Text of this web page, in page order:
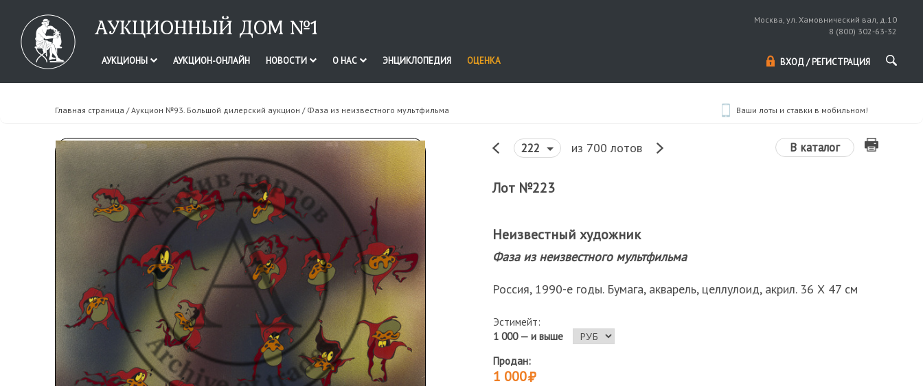
АУКЦИОННЫЙ ДОМ №1
Москва, ул. Хамовнический вал, д.10
8 (800) 302-63-32
АУКЦИОНЫ АУКЦИОН-ОНЛАЙН НОВОСТИ О НАС ЭНЦИКЛОПЕДИЯ ОЦЕНКА ВХОД / РЕГИСТРАЦИЯ
Главная страница /Аукцион №93. Большой дилерский аукцион / Фаза из неизвестного мультфильма Ваши лоты и ставки в мобильном!
222 из 700 лотов В каталог
Лот №223
Неизвестный художник
Фаза из неизвестного мультфильма
Россия, 1990-е годы. Бумага, акварель, целлулоид, акрил. 36 Х 47 см
Эстимейт:
1 000 — и выше
Продан:
1 000